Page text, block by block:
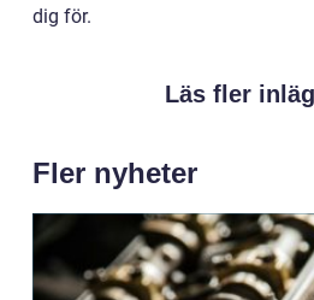
dig för.
Läs fler
Fler nyheter